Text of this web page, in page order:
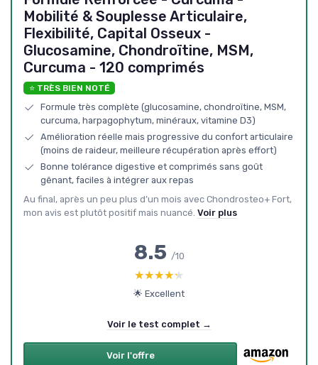
Mobilité & Souplesse Articulaire,
Flexibilité, Capital Osseux -
Glucosamine, Chondroïtine, MSM,
Curcuma - 120 comprimés
⭐ TRÈS BIEN NOTÉ
Formule très complète (glucosamine, chondroïtine, MSM,
curcuma, harpagophytum, minéraux, vitamine D3)
Amélioration réelle mais progressive du confort articulaire
(moins de raideur, meilleure récupération après effort)
Bonne tolérance digestive et comprimés sans goût
gênant, faciles à intégrer aux repas
Au final, après un peu plus d’un mois avec Chondrosteo+ Fort,
mon avis est plutôt positif mais nuancé. Voir plus
8.5 /10
★★★★★
★★★★★
🌟 Excellent
Voir le test complet →
Voir l'offre